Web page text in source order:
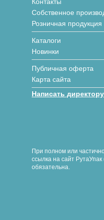
Собственное
Розничная продукция
Каталоги
Новинки
Публичная оферта
Карта сайта
Написать директору
При полном или
ссылка на сайт РутаУпак
обязательна.